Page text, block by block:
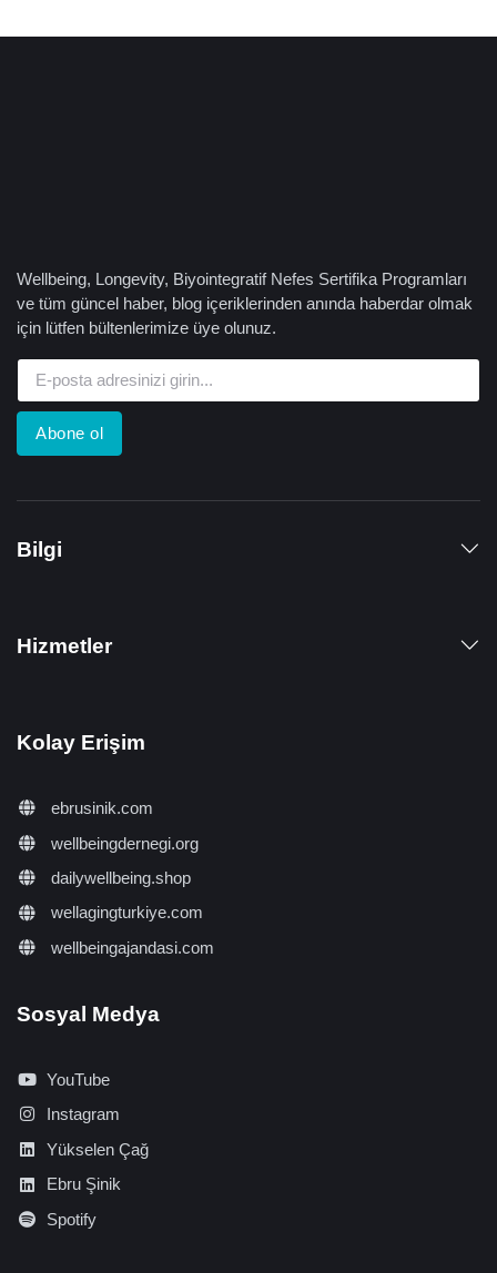
Wellbeing, Longevity, Biyointegratif Nefes Sertifika Programları
ve tüm güncel haber, blog içeriklerinden anında haberdar olmak
için lütfen bültenlerimize üye olunuz.
Abone ol
Bilgi
Hizmetler
Kolay Erişim
ebrusinik.com
wellbeingdernegi.org
dailywellbeing.shop
wellagingturkiye.com
wellbeingajandasi.com
Sosyal Medya
YouTube
Instagram
Yükselen Çağ
Ebru Şinik
Spotify